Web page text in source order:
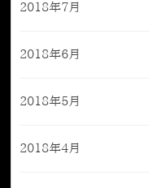
2018年7月
2018年6月
2018年5月
2018年4月